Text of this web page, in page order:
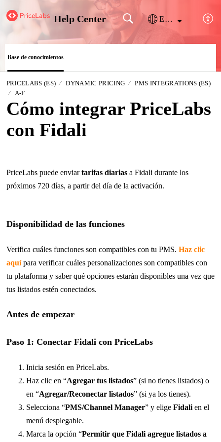
Help Center Español (España)
Base de conocimientos
PRICELABS (ES) DYNAMIC PRICING
PMS INTEGRATIONS (ES)
A-F
Cómo integrar PriceLabs
con Fidali
PriceLabs puede enviartarifas diariasa Fidali durante los
próximos 720 días, a partir del día de la activación.
Disponibilidad de las funciones
Verifica cuáles funciones son compatibles con tu PMS. Haz clic
aquípara verificar cuáles personalizaciones son compatibles con
tu plataforma y saber qué opciones estarán disponibles una vez que
tus listados estén conectados.
Antes de empezar
Paso 1: Conectar Fidali con PriceLabs
Inicia sesión en PriceLabs.
Haz clic en “Agregar tus listados” (si no tienes listados) o
en “Agregar/Reconectar listados” (si ya los tienes).
Selecciona “PMS/Channel Manager” y elige Fidalien el
menú desplegable.
Marca la opción “Permitir que Fidali agregue listados a